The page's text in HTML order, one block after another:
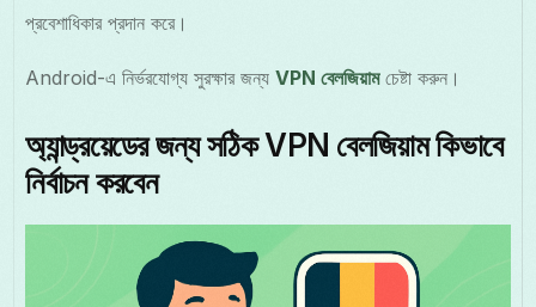
প্রবেশাধিকার প্রদান করে।
Android-এ নির্ভরযোগ্য সুরক্ষার জন্যVPN বেলজিয়ামচেষ্টা করুন।
অ্যান্ড্রয়েডের জন্য সঠিক VPN বেলজিয়াম কিভাবে
নির্বাচন করবেন